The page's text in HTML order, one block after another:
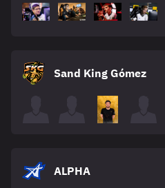
Sand King Gómez
ALPHA